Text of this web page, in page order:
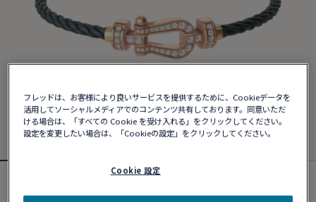
フォース10ブレスレット
フレッドは、お客様により良いサービスを提供するために、Cookieデータを
活用してソーシャルメディアでのコンテンツ共有しております。同意いただ
ける場合は、「すべての Cookie を受け入れる」をクリックしてください。
設定を変更したい場合は、「Cookieの設定」をクリックしてください。
Cookie 設定